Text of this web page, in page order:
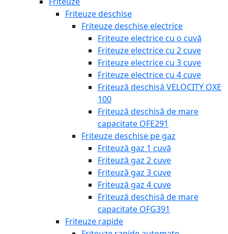
Friteuze deschise
Friteuze deschise electrice
Friteuze electrice cu o cuvă
Friteuze electrice cu 2 cuve
Friteuze electrice cu 3 cuve
Friteuze electrice cu 4 cuve
Friteuză deschisă VELOCITY OXE
100
Friteuză deschisă de mare
capacitate OFE291
Friteuze deschise pe gaz
Friteuză gaz 1 cuvă
Friteuză gaz 2 cuve
Friteuză gaz 3 cuve
Friteuză gaz 4 cuve
Friteuză deschisă de mare
capacitate OFG391
Friteuze rapide